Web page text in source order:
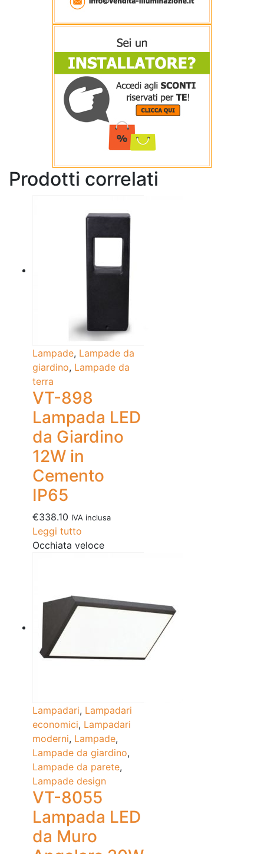
Prodotti correlati
Lampade, Lampade da
giardino, Lampade da
terra
VT-898
Lampada LED
da Giardino
12W in
Cemento
IP65
€338.10 IVA inclusa
Leggi tutto
Occhiata veloce
Lampadari, Lampadari
economici, Lampadari
moderni, Lampade,
Lampade da giardino,
Lampade da parete,
Lampade design
VT-8055
Lampada LED
da Muro